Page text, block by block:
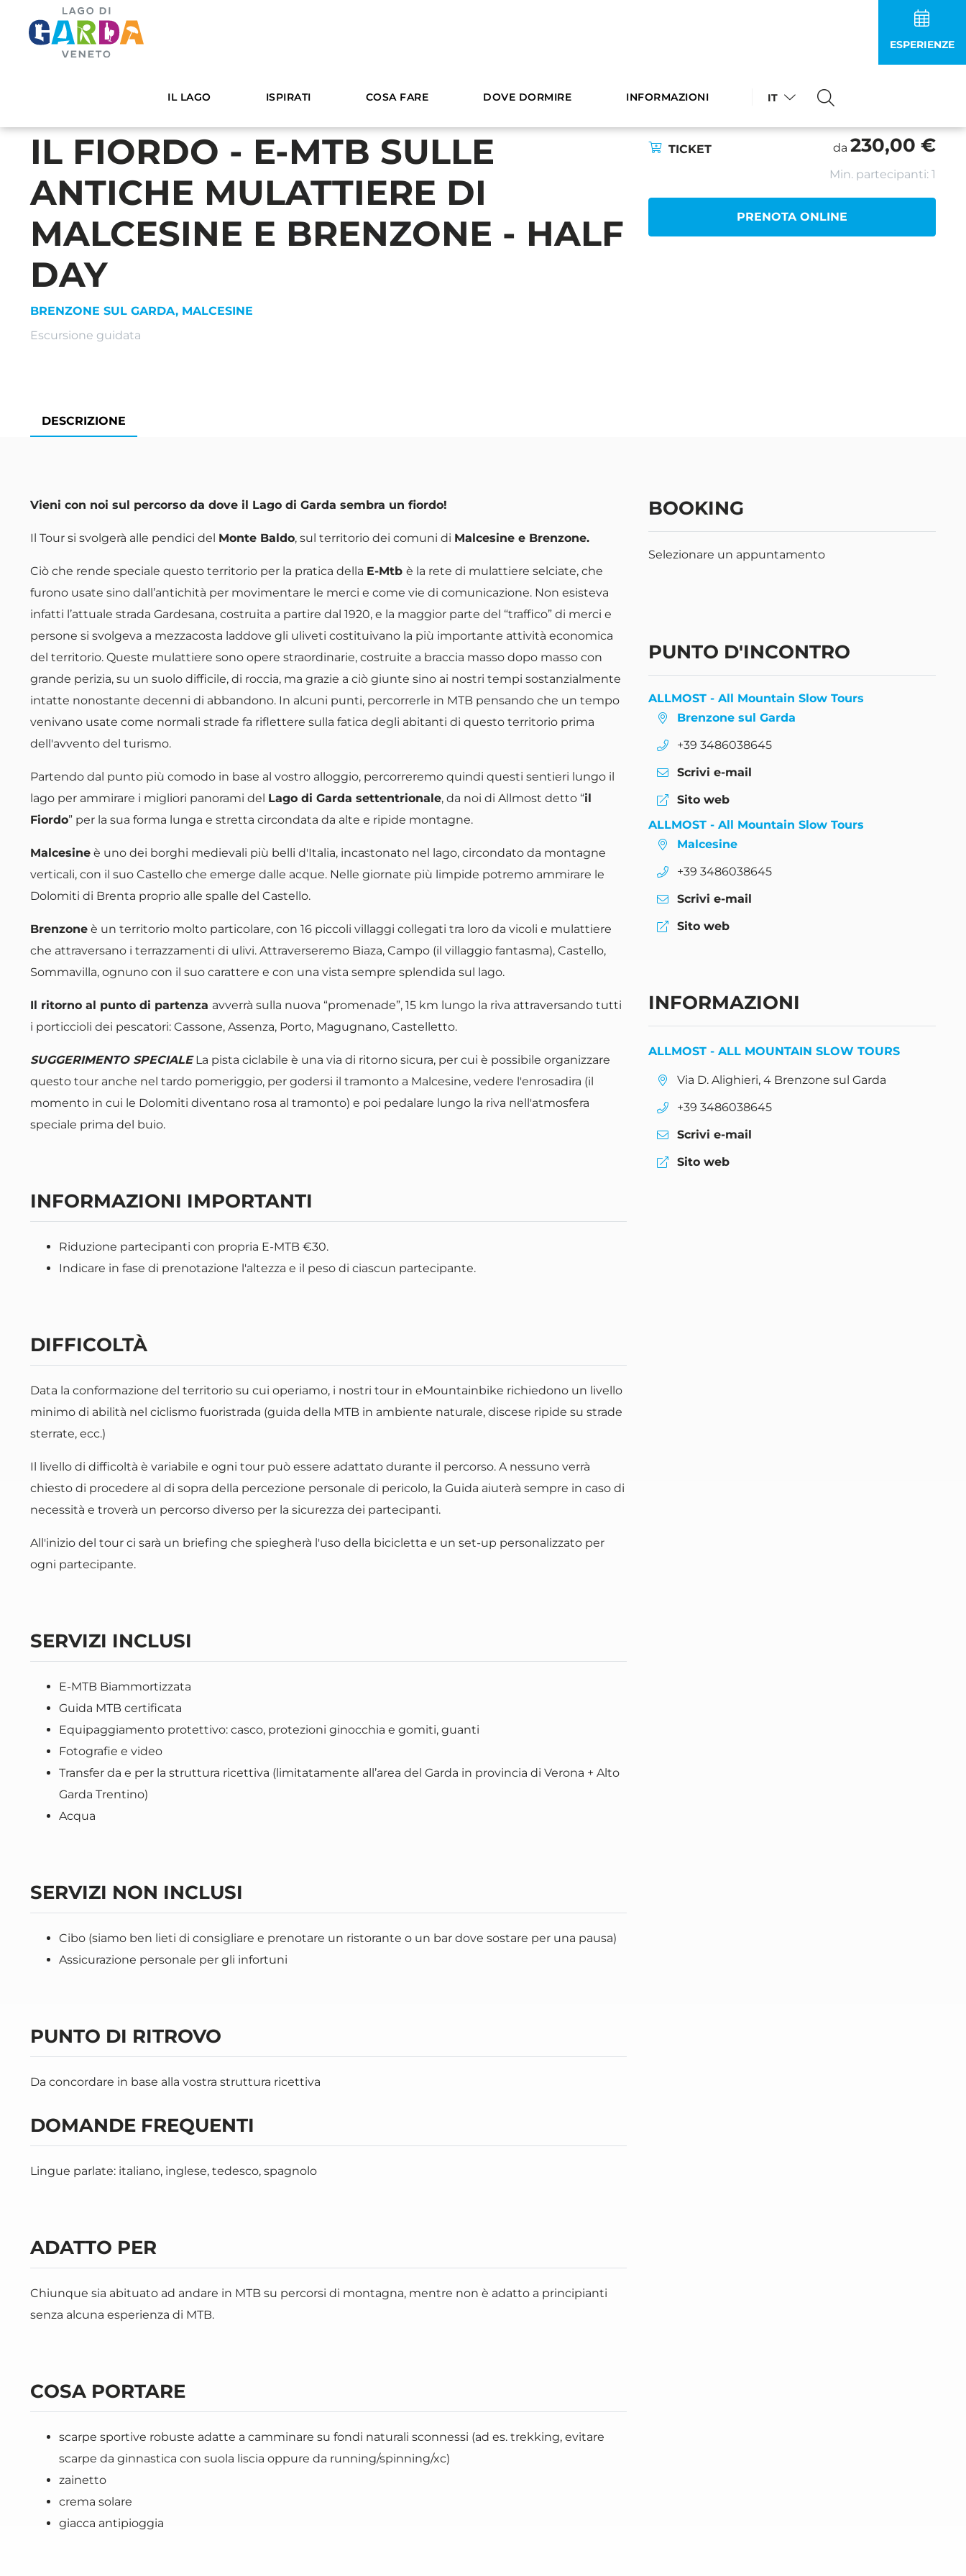
IL LAGO ISPIRATI COSA FARE DOVE DORMIRE INFORMAZIONI IT
ESPERIENZE
INDIETRO
IL FIORDO - E-MTB SULLE
ANTICHE MULATTIERE DI
MALCESINE E BRENZONE - HALF
DAY
BRENZONE SUL GARDA, MALCESINE
Escursione guidata
TICKET da230,00 €
Min. partecipanti: 1
PRENOTA ONLINE
DESCRIZIONE
Vieni con noi sul percorso da dove il Lago di Garda sembra un fiordo!
Il Tour si svolgerà alle pendici del Monte Baldo, sul territorio dei comuni di Malcesine e Brenzone.
Ciò che rende speciale questo territorio per la pratica della E-Mtb è la rete di mulattiere selciate, che
furono usate sino dall’antichità per movimentare le merci e come vie di comunicazione. Non esisteva
infatti l’attuale strada Gardesana, costruita a partire dal 1920, e la maggior parte del “traffico” di merci e
persone si svolgeva a mezzacosta laddove gli uliveti costituivano la più importante attività economica
del territorio. Queste mulattiere sono opere straordinarie, costruite a braccia masso dopo masso con
grande perizia, su un suolo difficile, di roccia, ma grazie a ciò giunte sino ai nostri tempi sostanzialmente
intatte nonostante decenni di abbandono. In alcuni punti, percorrerle in MTB pensando che un tempo
venivano usate come normali strade fa riflettere sulla fatica degli abitanti di questo territorio prima
dell'avvento del turismo.
Partendo dal punto più comodo in base al vostro alloggio, percorreremo quindi questi sentieri lungo il
lago per ammirare i migliori panorami del Lago di Garda settentrionale, da noi di Allmost detto “il
Fiordo” per la sua forma lunga e stretta circondata da alte e ripide montagne.
Malcesineè uno dei borghi medievali più belli d'Italia, incastonato nel lago, circondato da montagne
verticali, con il suo Castello che emerge dalle acque. Nelle giornate più limpide potremo ammirare le
Dolomiti di Brenta proprio alle spalle del Castello.
Brenzoneè un territorio molto particolare, con 16 piccoli villaggi collegati tra loro da vicoli e mulattiere
che attraversano i terrazzamenti di ulivi. Attraverseremo Biaza, Campo (il villaggio fantasma), Castello,
Sommavilla, ognuno con il suo carattere e con una vista sempre splendida sul lago.
Il ritorno al punto di partenza avverrà sulla nuova “promenade”, 15 km lungo la riva attraversando tutti
i porticcioli dei pescatori: Cassone, Assenza, Porto, Magugnano, Castelletto.
SUGGERIMENTO SPECIALELa pista ciclabile è una via di ritorno sicura, per cui è possibile organizzare
questo tour anche nel tardo pomeriggio, per godersi il tramonto a Malcesine, vedere l'enrosadira (il
momento in cui le Dolomiti diventano rosa al tramonto) e poi pedalare lungo la riva nell'atmosfera
speciale prima del buio.
INFORMAZIONI IMPORTANTI
Riduzione partecipanti con propria E-MTB €30.
Indicare in fase di prenotazione l'altezza e il peso di ciascun partecipante.
DIFFICOLTÀ
Data la conformazione del territorio su cui operiamo, i nostri tour in eMountainbike richiedono un livello
minimo di abilità nel ciclismo fuoristrada (guida della MTB in ambiente naturale, discese ripide su strade
sterrate, ecc.)
Il livello di difficoltà è variabile e ogni tour può essere adattato durante il percorso. A nessuno verrà
chiesto di procedere al di sopra della percezione personale di pericolo, la Guida aiuterà sempre in caso di
necessità e troverà un percorso diverso per la sicurezza dei partecipanti.
All'inizio del tour ci sarà un briefing che spiegherà l'uso della bicicletta e un set-up personalizzato per
ogni partecipante.
SERVIZI INCLUSI
E-MTB Biammortizzata
Guida MTB certificata
Equipaggiamento protettivo: casco, protezioni ginocchia e gomiti, guanti
Fotografie e video
Transfer da e per la struttura ricettiva (limitatamente all’area del Garda in provincia di Verona + Alto
Garda Trentino)
Acqua
SERVIZI NON INCLUSI
Cibo (siamo ben lieti di consigliare e prenotare un ristorante o un bar dove sostare per una pausa)
Assicurazione personale per gli infortuni
PUNTO DI RITROVO
Da concordare in base alla vostra struttura ricettiva
DOMANDE FREQUENTI
Lingue parlate: italiano, inglese, tedesco, spagnolo
ADATTO PER
Chiunque sia abituato ad andare in MTB su percorsi di montagna, mentre non è adatto a principianti
senza alcuna esperienza di MTB.
COSA PORTARE
scarpe sportive robuste adatte a camminare su fondi naturali sconnessi (ad es. trekking, evitare
scarpe da ginnastica con suola liscia oppure da running/spinning/xc)
zainetto
crema solare
giacca antipioggia
BOOKING
Selezionare un appuntamento
PUNTO D'INCONTRO
ALLMOST - All Mountain Slow Tours
Brenzone sul Garda
aria.phone:
+39 3486038645
Scrivi e-mail
Sito web
ALLMOST - All Mountain Slow Tours
Malcesine
aria.phone:
+39 3486038645
Scrivi e-mail
Sito web
INFORMAZIONI
ALLMOST - ALL MOUNTAIN SLOW TOURS
aria.location:
Via D. Alighieri, 4 Brenzone sul Garda
aria.phone:
+39 3486038645
Scrivi e-mail
aria.website:
Sito web